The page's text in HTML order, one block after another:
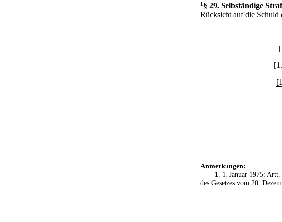
1 § 29. Selbständige
Rücksicht auf die Schuld
Anmerkungen:
1
. 1. Januar 1975:
des Gesetzes vom 20.